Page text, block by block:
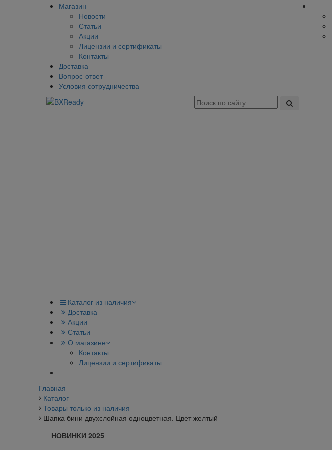
Магазин
Новости
Статьи
Акции
Лицензии и сертификаты
Контакты
Доставка
Вопрос-ответ
Условия сотрудничества
Каталог из наличия
Доставка
Акции
Статьи
О магазине
Контакты
Лицензии и сертификаты
Главная
Каталог
Товары только из наличия
Шапка бини двухслойная одноцветная. Цвет желтый
НОВИНКИ 2025